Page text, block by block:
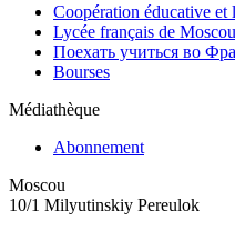
Coopération éducative et
Lycée français de Moscou
Поехать учиться во
Bourses
Médiathèque
Abonnement
Moscou
10/1 Milyutinskiy Pereulok